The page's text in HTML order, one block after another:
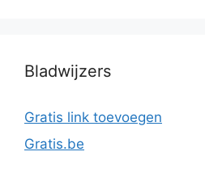
Bladwijzers
Gratis link toevoegen
Gratis.be